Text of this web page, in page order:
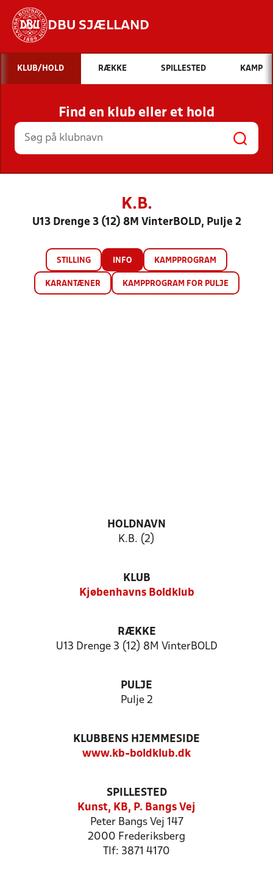
DBU SJÆLLAND
Hvad vil du søge efter?
INDHOLD OG NYHEDER
STILLINGER, RESULTATER, KLUBBER OG
HOLD
KLUB/HOLD RÆKKE SPILLESTED KAMP
Find en klub eller et hold
K.B.
U13 Drenge 3 (12) 8M VinterBOLD, Pulje 2
STILLING INFO KAMPPROGRAM
KARANTÆNER KAMPPROGRAM FOR PULJE
HOLDNAVN
K.B. (2)
KLUB
Kjøbenhavns Boldklub
RÆKKE
U13 Drenge 3 (12) 8M VinterBOLD
PULJE
Pulje 2
KLUBBENS HJEMMESIDE
www.kb-boldklub.dk
SPILLESTED
Kunst, KB, P. Bangs Vej
Peter Bangs Vej 147
2000 Frederiksberg
Tlf: 3871 4170